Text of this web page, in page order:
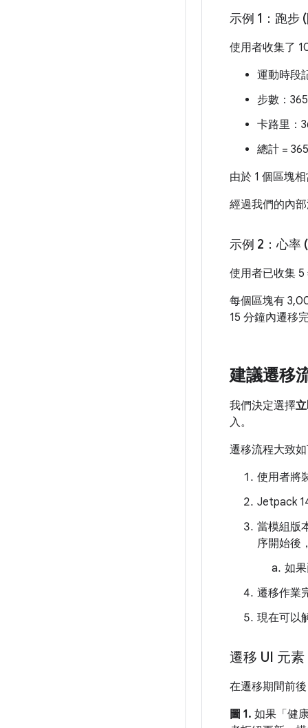
示例 1：跑步
使用者收集了
運動時段
步數：
卡路里：
總計 =
由於 1 個區塊
經過我們的內
示例 2：心率
使用者已收集 5
每個區塊有
15 分鐘內遷移完
建議遷移
我們決定選擇
入。
遷移流程大致如
使用者將
Jetpack
當模組版
序開始後
如
遷移作業
現在可以
遷移 UI 元素
在遷移期間前
圖 1. 如果「健